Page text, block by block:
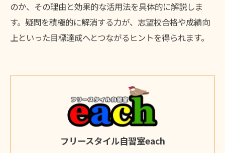
のか、その理由と効果的な活用法を具体的に解説しま
す。疑問を積極的に解消する力が、志望校合格や成績向
上といった目標達成へとつながるヒントを得られます。
フリースタイル自習室each